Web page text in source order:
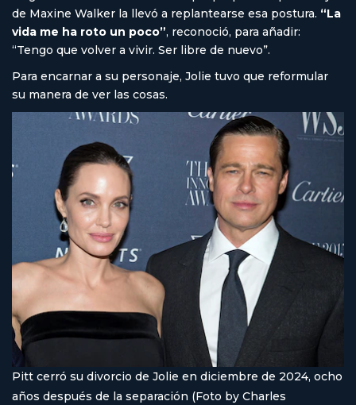
de Maxine Walker la llevó a replantearse esa postura. “La
vida me ha roto un poco”, reconoció, para añadir:
“Tengo que volver a vivir. Ser libre de nuevo”.
Para encarnar a su personaje, Jolie tuvo que reformular
su manera de ver las cosas.
Pitt cerró su divorcio de Jolie en diciembre de 2024, ocho
años después de la separación (Foto by Charles